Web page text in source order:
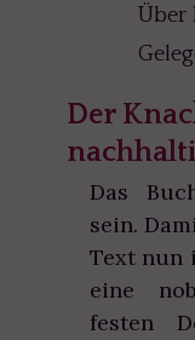
Über
Der
Das
sein.
Text nun
eine
festen